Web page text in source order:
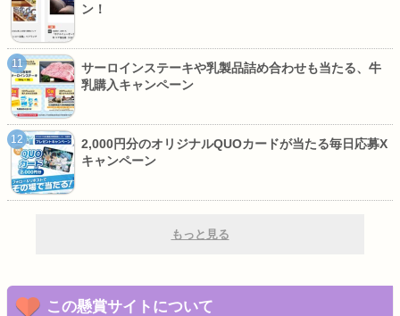
ン！
サーロインステーキや乳製品詰め合わせも当たる、牛
乳購入キャンペーン
2,000円分のオリジナルQUOカードが当たる毎日応募X
キャンペーン
もっと見る
この懸賞サイトについて